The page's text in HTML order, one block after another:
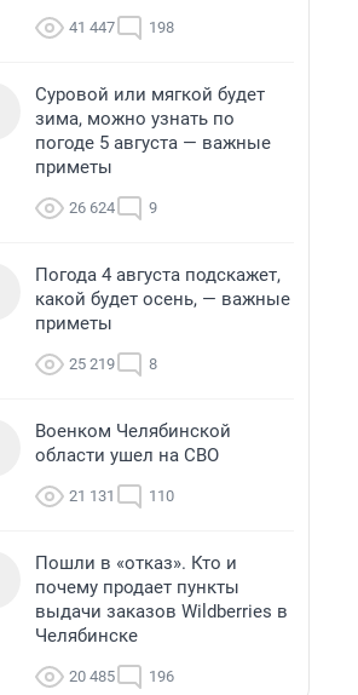
41 447 198
Суровой или мягкой будет
зима, можно узнать по
погоде 5 августа — важные
приметы
26 624 9
Погода 4 августа подскажет,
какой будет осень, — важные
приметы
25 219 8
Военком Челябинской
области ушел на СВО
21 131 110
Пошли в «отказ». Кто и
почему продает пункты
выдачи заказов Wildberries в
Челябинске
20 485 196